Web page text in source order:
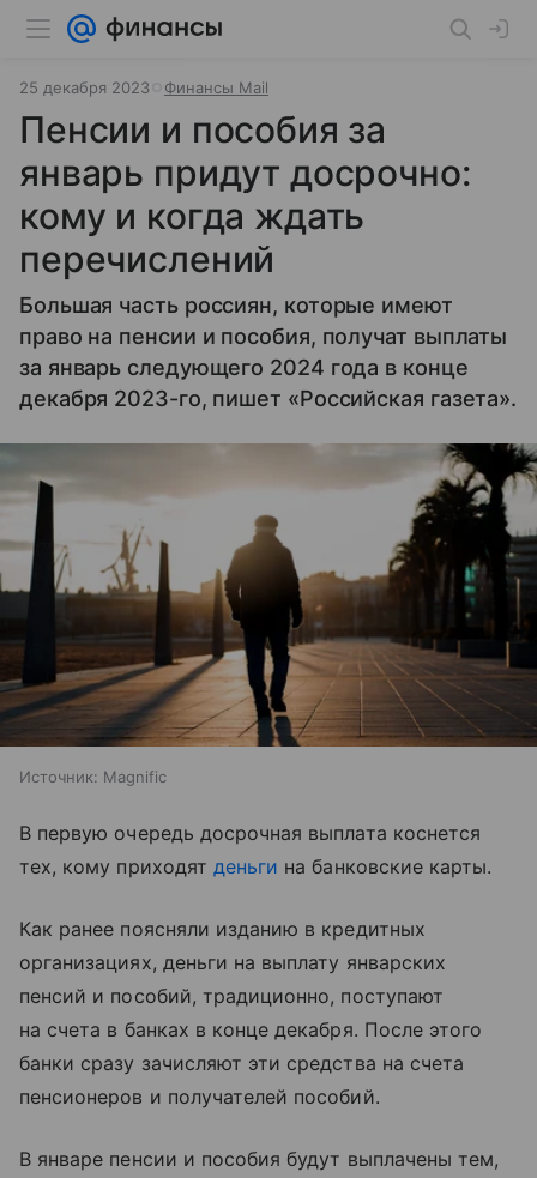
25 декабря 2023 Финансы Mail
Пенсии и пособия за
январь придут досрочно:
кому и когда ждать
перечислений
Большая часть россиян, которые имеют
право на пенсии и пособия, получат выплаты
за январь следующего 2024 года в конце
декабря 2023-го, пишет «Российская газета».
Источник: Magnific
В первую очередь досрочная выплата коснется
тех, кому приходят деньги на банковские карты.
Как ранее поясняли изданию в кредитных
организациях, деньги на выплату январских
пенсий и пособий, традиционно, поступают
на счета в банках в конце декабря. После этого
банки сразу зачисляют эти средства на счета
пенсионеров и получателей пособий.
В январе пенсии и пособия будут выплачены тем,